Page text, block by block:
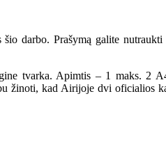
darbo. Prašymą galite
tvarka. Apimtis – 1 maks. 2
žinoti, kad Airijoje dvi oficialios